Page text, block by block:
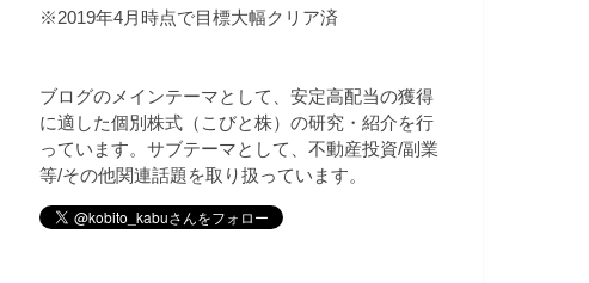
※2019年4月時点で目標大幅クリア済
ブログのメインテーマとして、安定高配当の獲得
に適した個別株式（こびと株）の研究・紹介を行
っています。サブテーマとして、不動産投資/副業
等/その他関連話題を取り扱っています。